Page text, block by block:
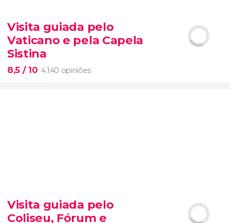
Visita guiada pelo
Vaticano e pela Capela
Sistina
8,5 / 10 4.140 opiniões
Museus do Vaticano e a Capela Sistina
Visita guiada pelo
Coliseu, Fórum e